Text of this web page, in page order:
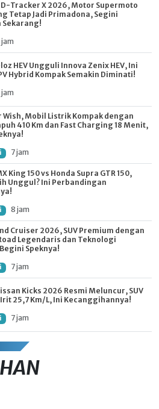
Tracker X 2026, Motor Supermoto
Tetap Jadi Primadona, Segini
Sekarang!
HEV Ungguli Innova Zenix HEV, Ini
Hybrid Kompak Semakin Diminati!
Wish, Mobil Listrik Kompak dengan
410 Km dan Fast Charging 18 Menit,
7 jam
King 150 vs Honda Supra GTR 150,
Unggul? Ini Perbandingan
8 jam
Cruiser 2026, SUV Premium dengan
Legendaris dan Teknologi
Speknya!
7 jam
Kicks 2026 Resmi Meluncur, SUV
Irit 25,7 Km/L, Ini Kecanggihannya!
7 jam